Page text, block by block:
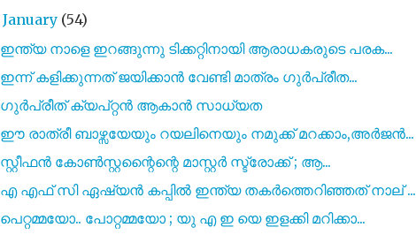
January (54)
ഇന്ത്യ നാളെ ഇറങ്ങുന്നു ടിക്കറ്റിനായി ആരാധകരുടെ പരക...
ഇന്ന് കളിക്കുന്നത് ജയിക്കാൻ വേണ്ടി മാത്രം ഗുർപ്രീത...
ഗുർപ്രീത് ക്യപ്റ്റൻ ആകാൻ സാധ്യത
ഈ രാത്രീ ബാഴ്സയേയും റയലിനെയും നമുക്ക് മറക്കാം,അർജൻ...
സ്റ്റീഫൻ കോൺസ്റ്റന്റൈന്റെ മാസ്റ്റർ സ്ട്രോക്ക് ; ആ...
എ എഫ് സി ഏഷ്യൻ കപ്പിൽ ഇന്ത്യ തകർത്തെറിഞ്ഞത് നാല് ...
പെറ്റമ്മയോ.. പോറ്റമ്മയോ ; യു എ ഇ യെ ഇളക്കി മറിക്കാ...